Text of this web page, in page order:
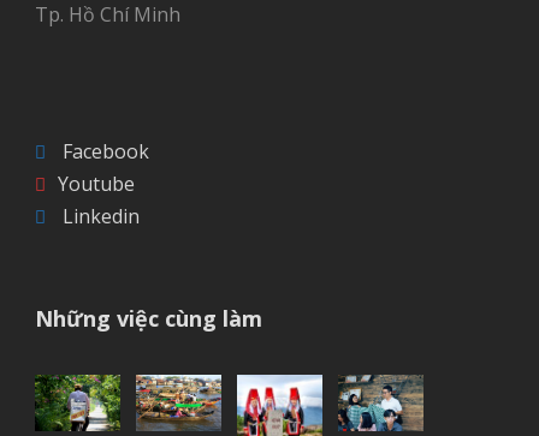
Tp. Hồ Chí Minh
Facebook
Youtube
Linkedin
Những việc cùng làm